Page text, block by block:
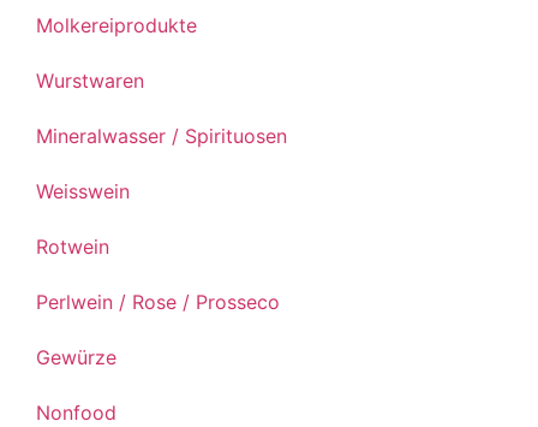
Molkereiprodukte
Wurstwaren
Mineralwasser / Spirituosen
Weisswein
Rotwein
Perlwein / Rose / Prosseco
Gewürze
Nonfood